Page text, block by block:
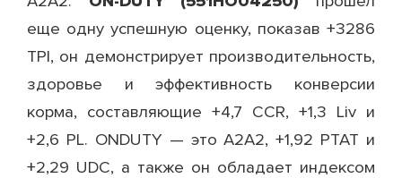
еще одну успешную оценку, показав +3286
TPI, он демонстрирует производительность,
здоровье и эффективность конверсии
корма, составляющие +4,7 CCR, +1,3 Liv и
+2,6 PL. ONDUTY — это A2A2, +1,92 PTAT и
+2,29 UDC, а также он обладает индексом